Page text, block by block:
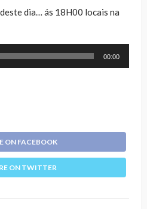
dia… ás 18H00 locais na
00:00
ON FACEBOOK
ON TWITTER